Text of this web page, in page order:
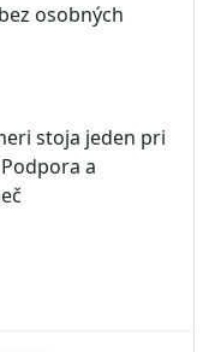
osobných
stoja jeden pri
a